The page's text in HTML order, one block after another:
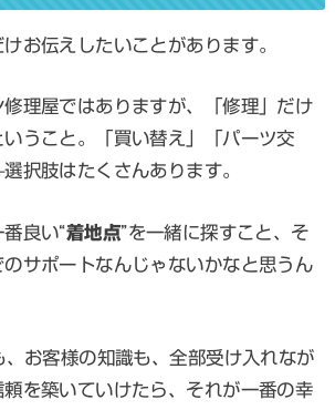
お伝えしたいことがあります。
理屋ではありますが、「修理」だけ
うこと。「買い替え」「パーツ交
択肢はたくさんあります。
良い“着地点”を一緒に探すこと、そ
サポートなんじゃないかなと思うん
お客様の知識も、全部受け入れなが
を築いていけたら、それが一番の幸